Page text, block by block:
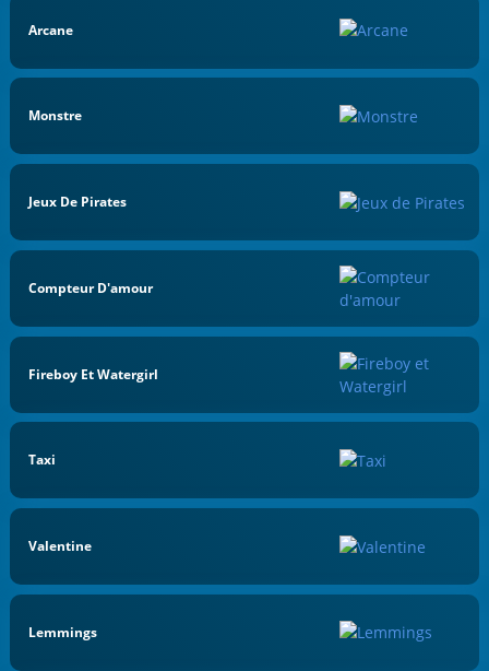
Arcane
Monstre
Jeux De Pirates
Compteur D'amour
Fireboy Et Watergirl
Taxi
Valentine
Lemmings